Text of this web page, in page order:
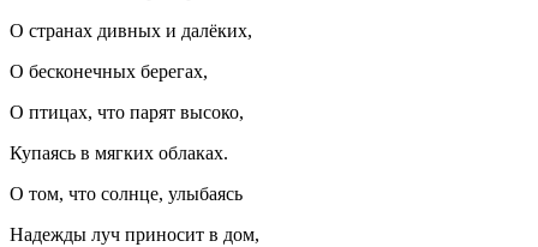
О странах дивных и далёких,
О бесконечных берегах,
О птицах, что парят высоко,
Купаясь в мягких облаках.
О том, что солнце, улыбаясь
Надежды луч приносит в дом,